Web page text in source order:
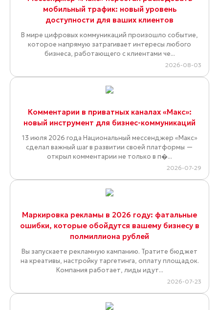
мобильный трафик: новый уровень
доступности для ваших клиентов
В мире цифровых коммуникаций произошло событие,
которое напрямую затрагивает интересы любого
бизнеса, работающего с клиентами че...
2026-08-03
Комментарии в приватных каналах «Макс»:
новый инструмент для бизнес-коммуникаций
13 июля 2026 года Национальный мессенджер «Макс»
сделал важный шаг в развитии своей платформы —
открыл комментарии не только в п�...
2026-07-29
Маркировка рекламы в 2026 году: фатальные
ошибки, которые обойдутся вашему бизнесу в
полмиллиона рублей
Вы запускаете рекламную кампанию. Тратите бюджет
на креативы, настройку таргетинга, оплату площадок.
Компания работает, лиды идут...
2026-07-23